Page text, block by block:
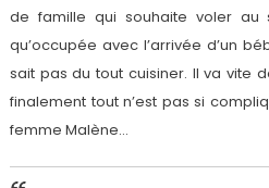
de famille qui souhaite voler au
qu’occupée avec l’arrivée d’un
sait pas du tout cuisiner. Il va vite
finalement tout n’est pas si
femme Malène…